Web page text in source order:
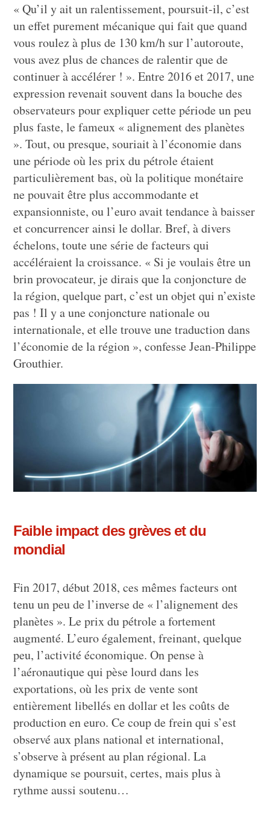
« Qu’il y ait un ralentissement, poursuit-il, c’est
un effet purement mécanique qui fait que quand
vous roulez à plus de 130 km/h sur l’autoroute,
vous avez plus de chances de ralentir que de
continuer à accélérer ! ». Entre 2016 et 2017, une
expression revenait souvent dans la bouche des
observateurs pour expliquer cette période un peu
plus faste, le fameux « alignement des planètes
». Tout, ou presque, souriait à l’économie dans
une période où les prix du pétrole étaient
particulièrement bas, où la politique monétaire
ne pouvait être plus accommodante et
expansionniste, ou l’euro avait tendance à baisser
et concurrencer ainsi le dollar. Bref, à divers
échelons, toute une série de facteurs qui
accéléraient la croissance. « Si je voulais être un
brin provocateur, je dirais que la conjoncture de
la région, quelque part, c’est un objet qui n’existe
pas ! Il y a une conjoncture nationale ou
internationale, et elle trouve une traduction dans
l’économie de la région », confesse Jean-Philippe
Grouthier.
Faible impact des grèves et du
mondial
Fin 2017, début 2018, ces mêmes facteurs ont
tenu un peu de l’inverse de « l’alignement des
planètes ». Le prix du pétrole a fortement
augmenté. L’euro également, freinant, quelque
peu, l’activité économique. On pense à
l’aéronautique qui pèse lourd dans les
exportations, où les prix de vente sont
entièrement libellés en dollar et les coûts de
production en euro. Ce coup de frein qui s’est
observé aux plans national et international,
s’observe à présent au plan régional. La
dynamique se poursuit, certes, mais plus à
rythme aussi soutenu…